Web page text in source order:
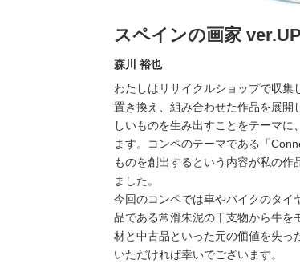
スペインの画家
森川 裕也
わたしはリサイクルショップで収集
置き換え、組み合わせた作品を展
しいものを生み出すことをテーマ
ます。コンペのテーマである「
ものを創出するという内容が私の
ました。
今回のコンペでは車やバイクのタ
品である常滑朱泥の干支物から牛
材と中古品といった元の価値を失
いただければ幸いでございます。